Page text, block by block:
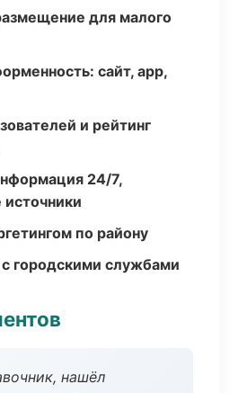
для малого
сайт, app,
и рейтинг
24/7,
по району
городскими службами
нашёл